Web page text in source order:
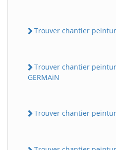
Trouver chantier
Trouver chantier
GERMAiN
Trouver chantier